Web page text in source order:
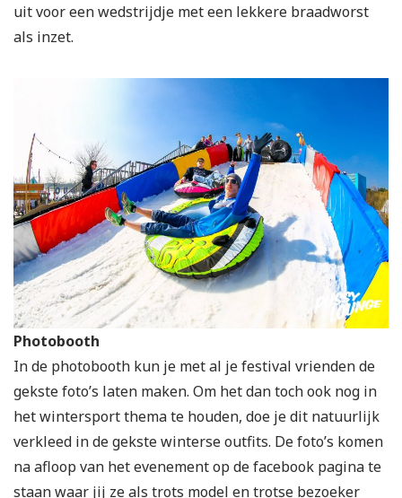
uit voor een wedstrijdje met een lekkere braadworst
als inzet.
Photobooth
In de photobooth kun je met al je festival vrienden de
gekste foto’s laten maken. Om het dan toch ook nog in
het wintersport thema te houden, doe je dit natuurlijk
verkleed in de gekste winterse outfits. De foto’s komen
na afloop van het evenement op de facebook pagina te
staan waar jij ze als trots model en trotse bezoeker